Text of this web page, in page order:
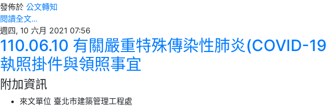
發佈於 公文轉知
閱讀全文...
週四, 10 六月 2021 07:56
110.06.10 有關嚴重特殊傳染性肺炎(COVID-
執照掛件與領照事宜
附加資訊
來文單位 臺北市建築管理工程處